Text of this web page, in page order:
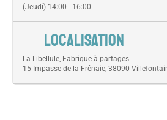
(Jeudi) 14:00 - 16:00
LOCALISATION
La Libellule, Fabrique à partages
15 Impasse de la Frênaie, 38090